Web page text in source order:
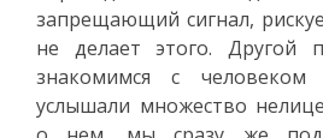
запрещающий сигнал,
не делает этого. Другой
знакомимся с
услышали множество